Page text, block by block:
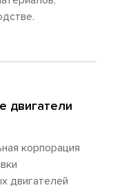
двигатели
корпорация
двигателей